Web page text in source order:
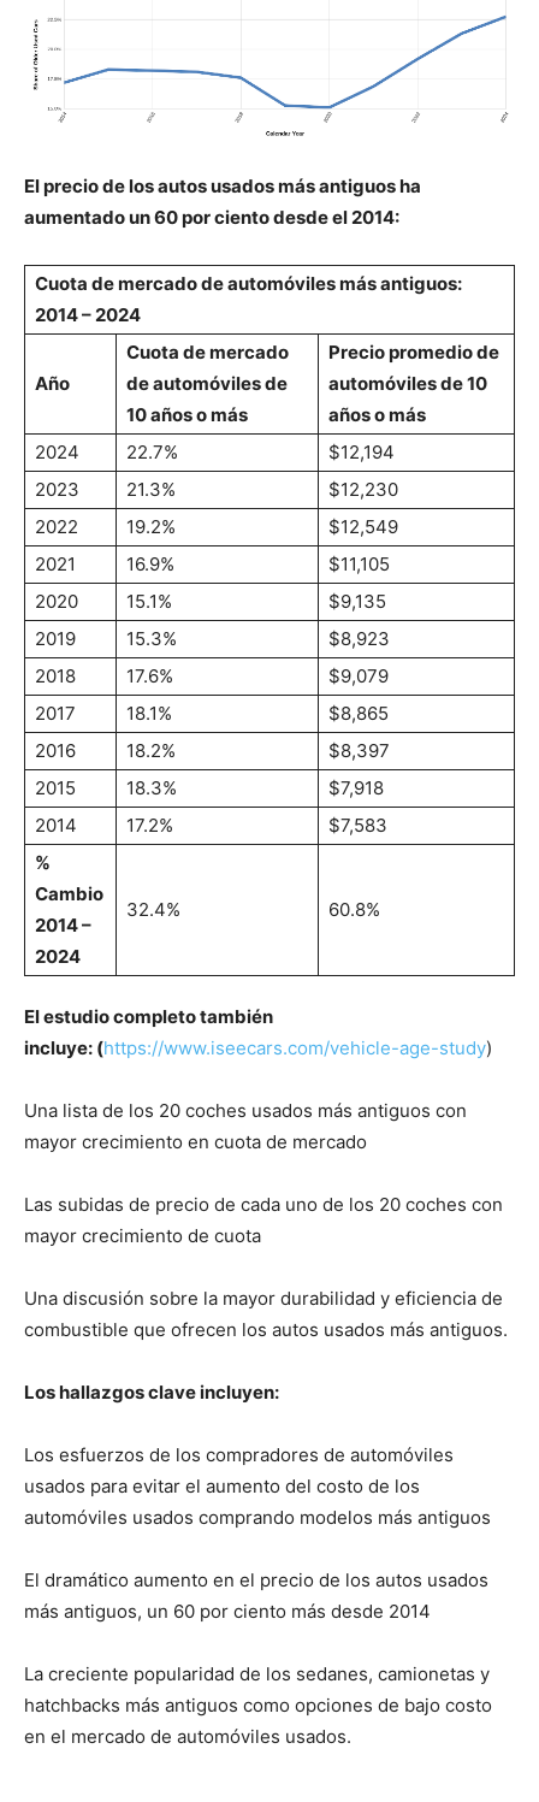
El precio de los autos usados más antiguos ha
aumentado un 60 por ciento desde el 2014:
Cuota de mercado de automóviles más antiguos:
2014 – 2024
Año
Cuota de mercado
de automóviles de
10 años o más
Precio promedio de
automóviles de 10
años o más
2024
22.7%
$12,194
2023
21.3%
$12,230
2022
19.2%
$12,549
2021
16.9%
$11,105
2020
15.1%
$9,135
2019
15.3%
$8,923
2018
17.6%
$9,079
2017
18.1%
$8,865
2016
18.2%
$8,397
2015
18.3%
$7,918
2014
17.2%
$7,583
%
Cambio
2014 –
2024
32.4% 60.8%
El estudio completo también
incluye: (https://www.iseecars.com/vehicle-age-study)
Una lista de los 20 coches usados más antiguos con
mayor crecimiento en cuota de mercado
Las subidas de precio de cada uno de los 20 coches con
mayor crecimiento de cuota
Una discusión sobre la mayor durabilidad y eficiencia de
combustible que ofrecen los autos usados más antiguos.
Los hallazgos clave incluyen:
Los esfuerzos de los compradores de automóviles
usados para evitar el aumento del costo de los
automóviles usados comprando modelos más antiguos
El dramático aumento en el precio de los autos usados
más antiguos, un 60 por ciento más desde 2014
La creciente popularidad de los sedanes, camionetas y
hatchbacks más antiguos como opciones de bajo costo
en el mercado de automóviles usados.